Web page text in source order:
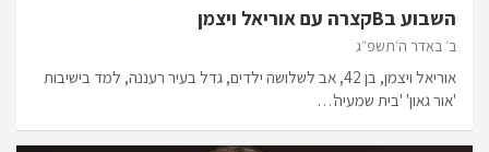
השבוע בBקצרה עם אוריאל ויצמן
ב׳ באדר ה׳תשפ״ג
אוריאל ויצמן, בן 42, אב לשלושה ילדים, גדל בעיר רעננה, למד בישיבות
'אור גאון' 'בית שמעיה'…